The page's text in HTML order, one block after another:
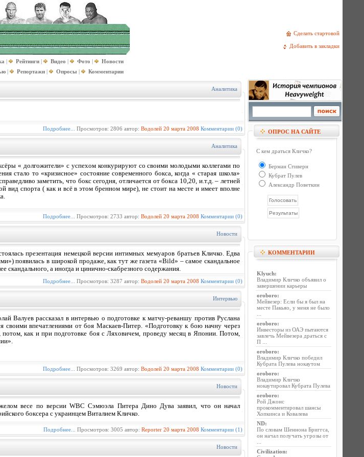
Сделать стартовой
Добавить в закладки
| Рейтинги | Видео | Фото |
Новости
| Репортажи | Опросы | Комментарии
Аналитика
Подробнее... Просмотров: 2806 автор: Водолей 20 марта 2008 Комментарии (0)
Аналитика
« долгожители» с успехом конкурируют со своими молодыми коллегами по
стало то «кризисное» состояние современного бокса, когда « старая школа»
заметить, что бокс сегодня, отличается от бокса 10,20, и.т.д. – летней
вид спорта ( как и всё в этом бренном мире), не стоит на месте и имеет вполне
Подробнее... Просмотров: 2733 автор: Водолей 20 марта 2008 Комментарии (0)
Новости
презентация немецкой версии интимных мемуаров братьев Кличко. Едва
появилась в широкой продаже, как тут же газета «Bild» – самое скандальное
скандального, а иногда и цинично-скабрезного содержания.
Подробнее... Просмотров: 3287 автор: Водолей 20 марта 2008 Комментарии (0)
Интервью
Валуев рассказал в интервью о подготовке к матчу-реваншу против Руслана
своими впечатлениями от боя Маскаев-Питер. «Подготовку к бою начну через
как и при подготовке боя с Ляховичем, проведу месяц в Японии. Потом,
Подробнее... Просмотров: 3269 автор: Водолей 20 марта 2008 Комментарии (0)
Новости
весе по версии WBC Сэмюэла Питера Дино Дува заявил, что он начал
боксера с украинцем Виталием Кличко.
Подробнее... Просмотров: 3005 автор: Reporter 20 марта 2008 Комментарии (1)
Новости
ОПРОС НА САЙТЕ
С кем драться Кличко?
Берман Стиверн
Кубрат Пулев
Александр Поветкин
КОММЕНТАРИИ
Klyuch:
Владимир Кличко объявил о
завершении карьеры
oroboro:
Мейвезер: Если бы я был на
месте Пакьяо, у меня не было
oroboro:
Инвесторы из ОАЭ пытаются
завлечь Мейвезера драться с
П ...
oroboro:
Владимир Кличко победил
Кубрата Пулева нокаутом
oroboro:
Владимир Кличко
нокаутировал Кубрата Пулева
oroboro:
Рой Джонс
прокомментировал шансы
Хопкинса и Ковалева
ND:
По словам Шеннона Бриггса,
он начал получать угрозы от
Civilization: